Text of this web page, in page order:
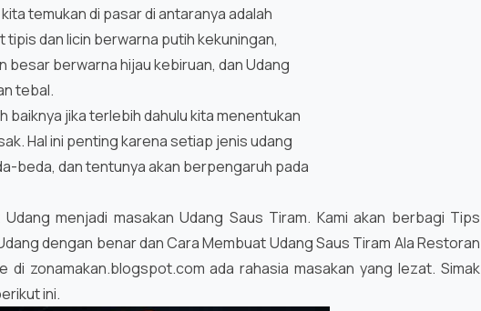
temukan di pasar di antaranya adalah
dan licin berwarna putih kekuningan,
besar berwarna hijau kebiruan, dan Udang
tebal.
baiknya jika terlebih dahulu kita menentukan
Hal ini penting karena setiap jenis udang
beda, dan tentunya akan berpengaruh pada
menjadi masakan Udang Saus Tiram. Kami akan berbagi Tips
dengan benar dan Cara Membuat Udang Saus Tiram Ala Restoran
zonamakan.blogspot.com ada rahasia masakan yang lezat. Simak
ini.